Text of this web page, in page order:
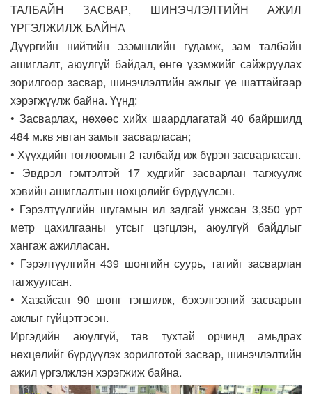
ТАЛБАЙН ЗАСВАР, ШИНЭЧЛЭЛТИЙН АЖИЛ
ҮРГЭЛЖИЛЖ БАЙНА
Дүүргийн нийтийн эзэмшлийн гудамж, зам талбайн
ашиглалт, аюулгүй байдал, өнгө үзэмжийг сайжруулах
зорилгоор засвар, шинэчлэлтийн ажлыг үе шаттайгаар
хэрэгжүүлж байна. Үүнд:
• Засварлах, нөхөөс хийх шаардлагатай 40 байршилд
484 м.кв явган замыг засварласан;
• Хүүхдийн тоглоомын 2 талбайд иж бүрэн засварласан.
• Эвдрэл гэмтэлтэй 17 худгийг засварлан тагжуулж
хэвийн ашиглалтын нөхцөлийг бүрдүүлсэн.
• Гэрэлтүүлгийн шугамын ил задгай унжсан 3,350 урт
метр цахилгааны утсыг цэгцлэн, аюулгүй байдлыг
хангаж ажилласан.
• Гэрэлтүүлгийн 439 шонгийн суурь, тагийг засварлан
тагжуулсан.
• Хазайсан 90 шонг тэгшилж, бэхэлгээний засварын
ажлыг гүйцэтгэсэн.
Иргэдийн аюулгүй, тав тухтай орчинд амьдрах
нөхцөлийг бүрдүүлэх зорилготой засвар, шинэчлэлтийн
ажил үргэлжлэн хэрэгжиж байна.